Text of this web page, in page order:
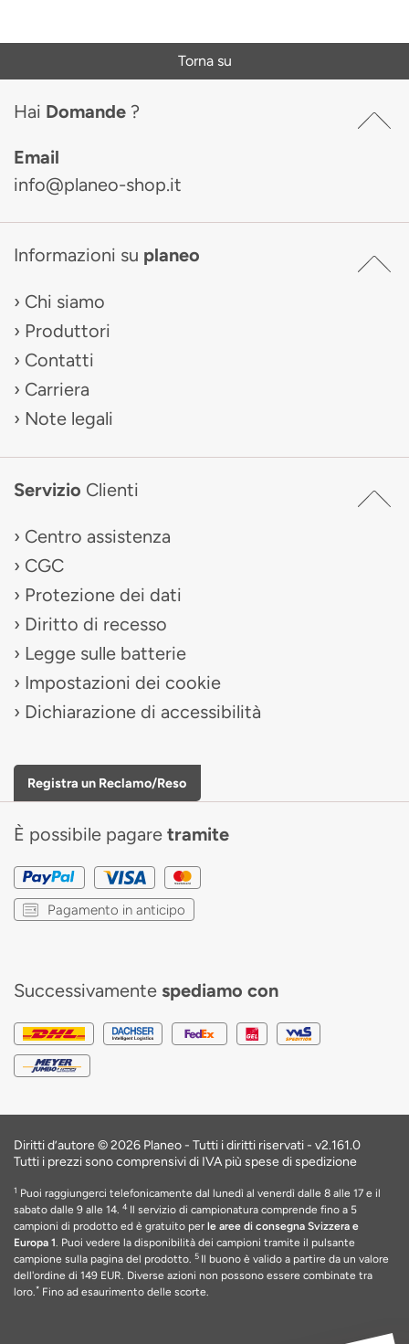
Torna su
Hai Domande ?
Email
info@planeo-shop.it
Informazioni su planeo
Chi siamo
Produttori
Contatti
Carriera
Note legali
Servizio Clienti
Centro assistenza
CGC
Protezione dei dati
Diritto di recesso
Legge sulle batterie
Impostazioni dei cookie
Dichiarazione di accessibilità
Registra un Reclamo/Reso
È possibile pagare tramite
Pagamento in anticipo
Successivamente spediamo con
Diritti d’autore © 2026 Planeo - Tutti i diritti riservati - v2.161.0
Tutti i prezzi sono comprensivi di IVA più spese di spedizione
1 Puoi raggiungerci telefonicamente dal lunedì al venerdì dalle 8 alle 17 e il
sabato dalle 9 alle 14. 4 Il servizio di campionatura comprende fino a 5
campioni di prodotto ed è gratuito per le aree di consegna Svizzera e
Europa 1. Puoi vedere la disponibilità dei campioni tramite il pulsante
campione sulla pagina del prodotto. 5 Il buono è valido a partire da un valore
dell'ordine di 149 EUR. Diverse azioni non possono essere combinate tra
loro.* Fino ad esaurimento delle scorte.